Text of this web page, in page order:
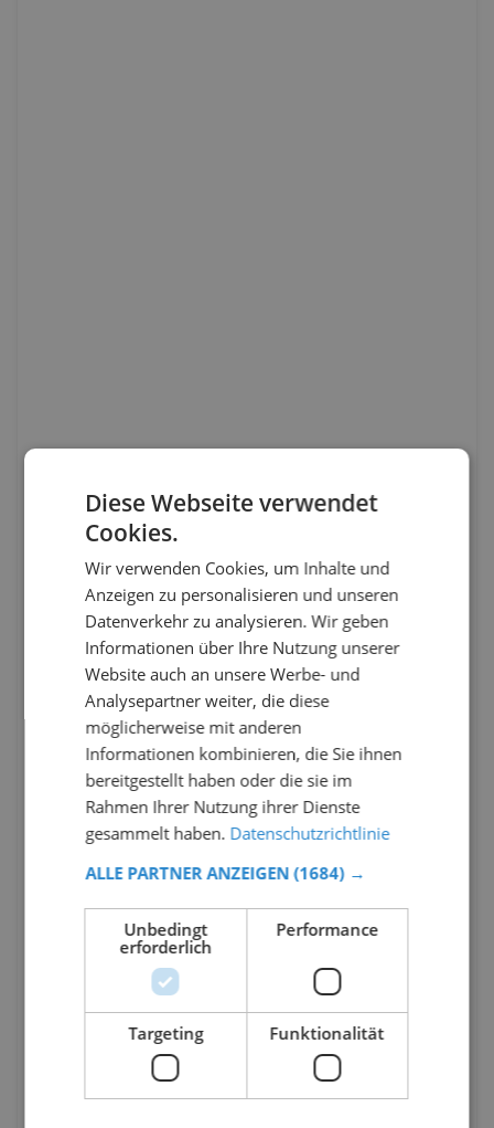
Diese Webseite verwendet
Cookies.
Wir verwenden Cookies, um Inhalte und
Anzeigen zu personalisieren und unseren
Datenverkehr zu analysieren. Wir geben
Informationen über Ihre Nutzung unserer
Website auch an unsere Werbe- und
Analysepartner weiter, die diese
möglicherweise mit anderen
Informationen kombinieren, die Sie ihnen
bereitgestellt haben oder die sie im
Rahmen Ihrer Nutzung ihrer Dienste
gesammelt haben. Datenschutzrichtlinie
ALLE PARTNER ANZEIGEN (1684) →
Unbedingt
erforderlich
Performance
Targeting Funktionalität